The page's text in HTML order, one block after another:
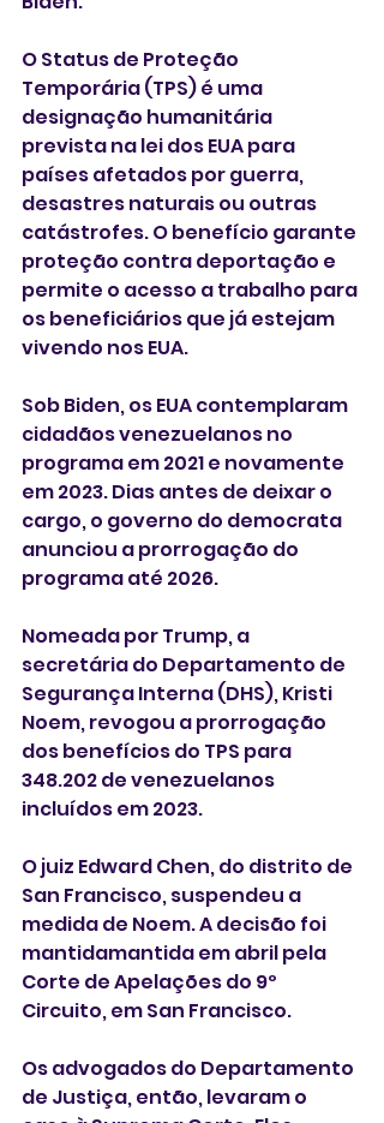
O Status de Proteção
Temporária (TPS) é uma
designação humanitária
prevista na lei dos EUA para
países afetados por guerra,
desastres naturais ou outras
catástrofes. O benefício garante
proteção contra deportação e
permite o acesso a trabalho para
os beneficiários que já estejam
vivendo nos EUA.
Sob Biden, os EUA contemplaram
cidadãos venezuelanos no
programa em 2021 e novamente
em 2023. Dias antes de deixar o
cargo, o governo do democrata
anunciou a prorrogação do
programa até 2026.
Nomeada por Trump, a
secretária do Departamento de
Segurança Interna (DHS), Kristi
Noem, revogou a prorrogação
dos benefícios do TPS para
348.202 de venezuelanos
incluídos em 2023.
O juiz Edward Chen, do distrito de
San Francisco, suspendeu a
medida de Noem. A decisão foi
mantidamantida em abril pela
Corte de Apelações do 9º
Circuito, em San Francisco.
Os advogados do Departamento
de Justiça, então, levaram o